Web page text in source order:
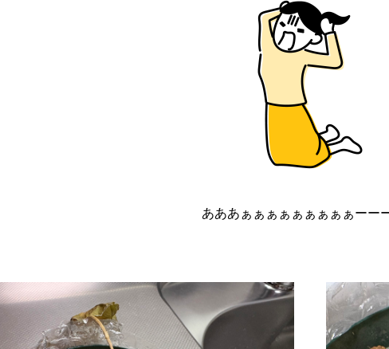
あああぁぁぁぁぁぁぁぁぁーー